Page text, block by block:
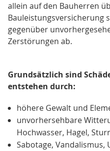
allein auf den Bauherren
Bauleistungsversicherung
gegenüber
Zerstörungen ab.
Grundsätzlich sind
entstehen durch:
höhere Gewalt und
unvorhersehbare
Hochwasser, Hagel,
Sabotage, Vandalismus,